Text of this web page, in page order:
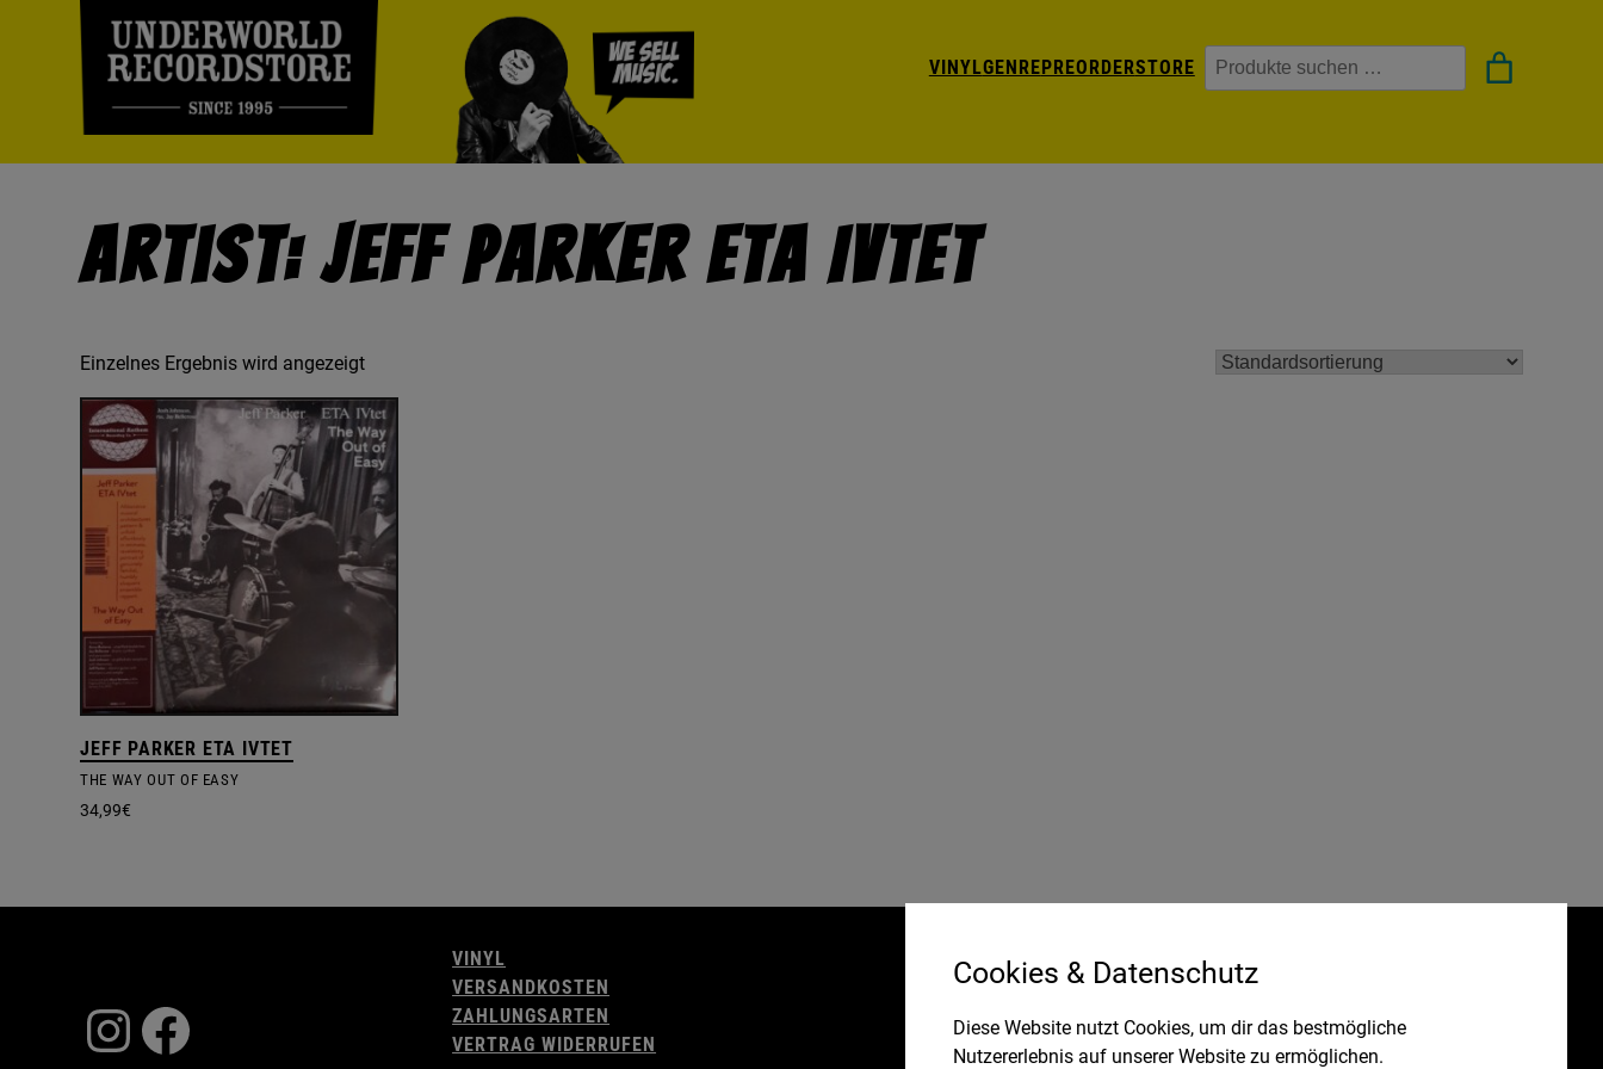
VINYLGENREPREORDERSTORE Suchen
Artist: Jeff Parker ETA IVtet
Einzelnes Ergebnis wird angezeigt
JEFF PARKER ETA IVTET
THE WAY OUT OF EASY
34,99€
Instagram
Facebook
VINYL
VERSANDKOSTEN
ZAHLUNGSARTEN
VERTRAG WIDERRUFEN
WIDERRUFSBELEHRUNG
IMPRESSUM
DATENSCHUTZ
Cookies & Datenschutz
Diese Website nutzt Cookies, um dir das bestmögliche
Nutzererlebnis auf unserer Website zu ermöglichen.